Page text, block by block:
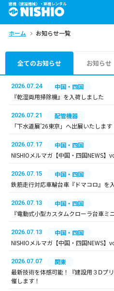
建機（建設機械）・重機レンタル
商品一覧
問合せ依頼リスト
エリア情
ホーム お知らせ一覧
全てのお知らせ お知らせ
2026.07.24
中国・四国
『乾湿両用掃除機』を入荷しました
2026.07.21
配管機器
「下水道展’26東京」へ出展いたします
2026.07.17
中国・四国
NISHIOメルマガ【中国・四国NEWS】
2026.07.15
中国・四国
鉄筋走行対応車輪台車『ドマコロ』を
2026.07.13
中国・四国
『電動式小型カスタムクローラ台車ミ
2026.07.13
中国・四国
NISHIOメルマガ【中国・四国NEWS】
2026.07.07
関東
最新技術を体感可能！『建設用３Ⅾプ
催します！